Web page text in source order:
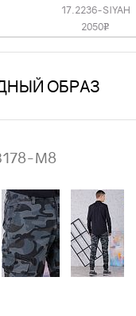
17.2236-SIYAH
2050v
ОБРАЗ
M8